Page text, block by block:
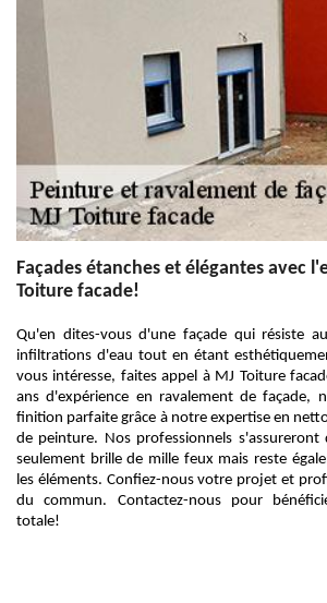
Façades étanches et élégantes avec
Toiture facade!
Qu'en dites-vous d'une façade qui résiste
infiltrations d'eau tout en étant
vous intéresse, faites appel à MJ Toiture
ans d'expérience en ravalement de façade,
finition parfaite grâce à notre expertise en
de peinture. Nos professionnels
seulement brille de mille feux mais reste
les éléments. Confiez-nous votre projet et
du commun. Contactez-nous pour
totale!